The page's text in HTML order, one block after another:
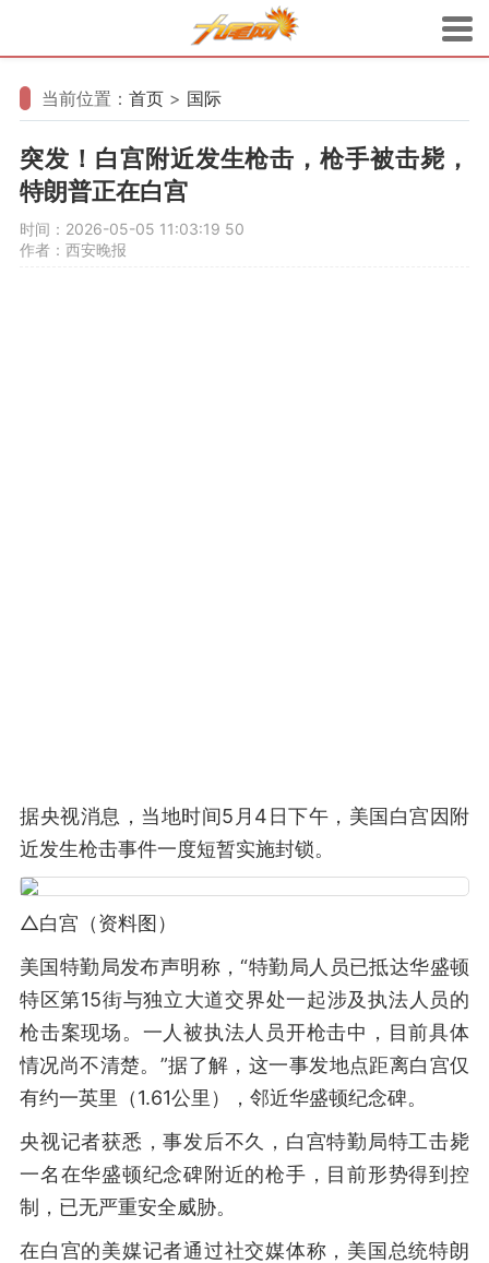
当前位置： 首页 > 国际
突发！白宫附近发生枪击，枪手被击毙，
特朗普正在白宫
时间：2026-05-05 11:03:19 50
作者：西安晚报
据央视消息，当地时间5月4日下午，美国白宫因附
近发生枪击事件一度短暂实施封锁。
△白宫（资料图）
美国特勤局发布声明称，“特勤局人员已抵达华盛顿
特区第15街与独立大道交界处一起涉及执法人员的
枪击案现场。一人被执法人员开枪击中，目前具体
情况尚不清楚。”据了解，这一事发地点距离白宫仅
有约一英里（1.61公里），邻近华盛顿纪念碑。
央视记者获悉，事发后不久，白宫特勤局特工击毙
一名在华盛顿纪念碑附近的枪手，目前形势得到控
制，已无严重安全威胁。
在白宫的美媒记者通过社交媒体称，美国总统特朗